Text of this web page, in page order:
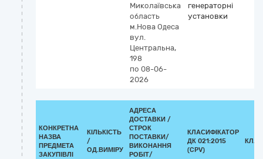
Миколаївська
область
м.Нова Одеса
вул.
Центральна,
198
по 08-06-
2026
генераторні
установки
КОНКРЕТНА
НАЗВА
ПРЕДМЕТА
ЗАКУПІВЛІ
КІЛЬКІСТЬ
/
ОД.ВИМІРУ
АДРЕСА
ДОСТАВКИ /
СТРОК
ПОСТАВКИ/
ВИКОНАННЯ
РОБІТ/
КЛАСИФІКАТОР
ДК 021:2015
(CPV)